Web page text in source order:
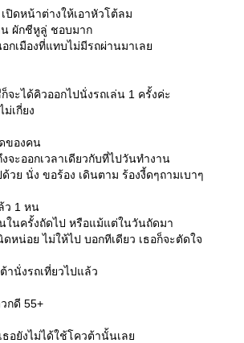
ดหน้าต่างให้เอาหัวโต้ลม
ผักชีหูลู่ ชอบมาก
กเมืองที่แทบไม่มีรถผ่านมาเล
ะได้คิวออกไปนั่งรถเล่น 1 ครั้งค่ะ
เกี่ยง
ของคน
จะออกเวลาเดียวกับที่ไปวันทำงาน
วย นั่ง ขอร้อง เดินตาม ร้องงี้ดๆถามเบาๆ
ว 1 หน
นครั้งถัดไป หรือแม้แต่ในวันถัดมา
หน่อย ไม่ให้ไป บอกทีเดียว เธอก็จะตัดใจ
านั่งรถเที่ยวไปแล้ว
กดี 55+
ธอยังไม่ได้ใช้โควต้านั้นเล